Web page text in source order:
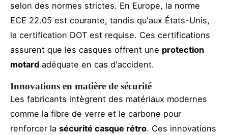
selon des normes strictes. En Europe, la norme
ECE 22.05 est courante, tandis qu'aux États-Unis,
la certification DOT est requise. Ces certifications
assurent que les casques offrent une protection
motard adéquate en cas d'accident.
Innovations en matière de sécurité
Les fabricants intègrent des matériaux modernes
comme la fibre de verre et le carbone pour
renforcer la sécurité casque rétro. Ces innovations